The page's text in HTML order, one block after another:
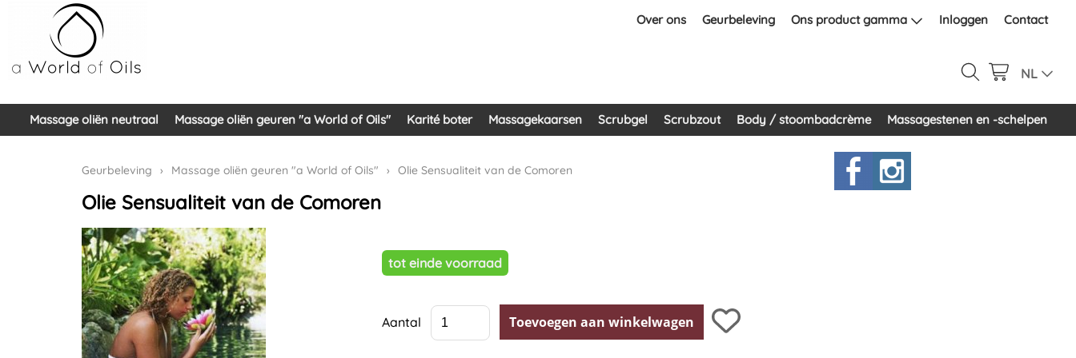
Over ons Geurbeleving Ons product gamma Inloggen Contact
NL
Massage oliën neutraal Massage oliën geuren "a World of Oils" Karité boter Massagekaarsen Scrubgel Scrubzout Body / stoombadcrème Massagestenen en -schelpen
Geurbeleving › Massage oliën geuren "a World of Oils" › Olie Sensualiteit van de Comoren
Olie Sensualiteit van de Comoren
tot einde voorraad
Aantal